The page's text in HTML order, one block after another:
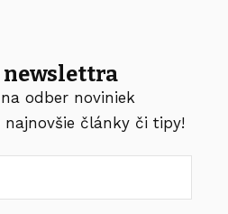
newslettra
odber noviniek
najnovšie články či tipy!